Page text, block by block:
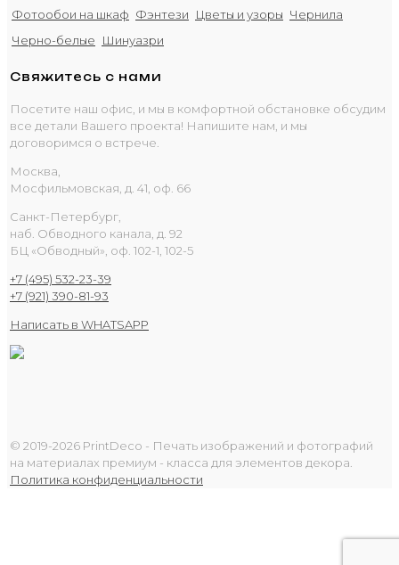
Фотообои на шкаф Фэнтези Цветы и узоры Чернила
Черно-белые
Шинуазри
Свяжитесь с нами
Посетите наш офис, и мы в комфортной обстановке обсудим
все детали Вашего проекта! Напишите нам, и мы
договоримся о встрече.
Москва,
Мосфильмовская, д. 41, оф. 66
Санкт-Петербург,
наб. Обводного канала, д. 92
БЦ «Обводный», оф. 102-1, 102-5
+7 (495) 532-23-39
+7 (921) 390-81-93
Написать в WHATSAPP
© 2019-2026 PrintDeco - Печать изображений и фотографий
на материалах премиум - класса для элементов декора.
Политика конфиденциальности